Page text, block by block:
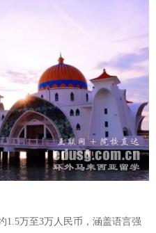
1.5万至3万人民币，涵盖语言强